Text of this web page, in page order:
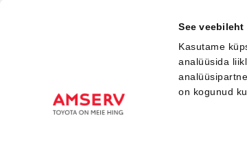
See
Kasutame
analüüsida
on kogunud
Tuleviku tee 14, Rae vald 75312
www.amservauto.ee